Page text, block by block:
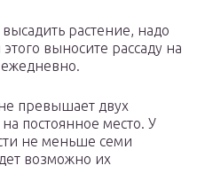
растение, надо
выносите рассаду на
ежедневно.
превышает двух
постоянное место. У
не меньше семи
возможно их